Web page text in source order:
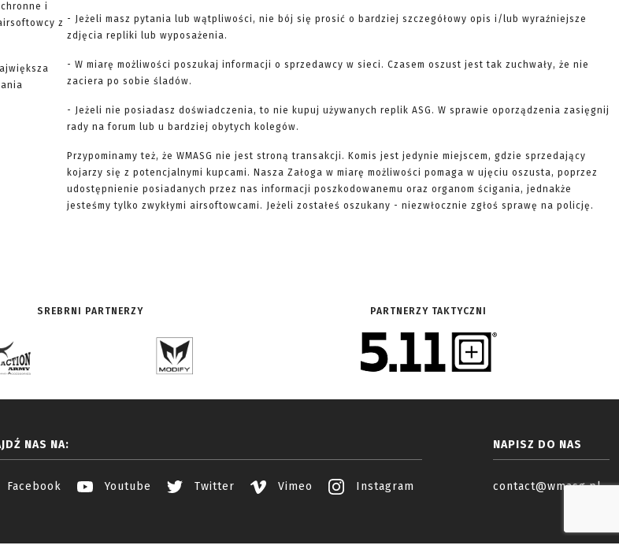
i
z - Jeżeli masz pytania lub wątpliwości, nie bój się prosić o bardziej szczegółowy opis i/lub wyraźniejsze
zdjęcia repliki lub wyposażenia.
- W miarę możliwości poszukaj informacji o sprzedawcy w sieci. Czasem oszust jest tak zuchwały, że nie
zaciera po sobie śladów.
- Jeżeli nie posiadasz doświadczenia, to nie kupuj używanych replik ASG. W sprawie oporządzenia zasięgnij
rady na forum lub u bardziej obytych kolegów.
Przypominamy też, że WMASG nie jest stroną transakcji. Komis jest jedynie miejscem, gdzie sprzedający
kojarzy się z potencjalnymi kupcami. Nasza Załoga w miarę możliwości pomaga w ujęciu oszusta, poprzez
udostępnienie posiadanych przez nas informacji poszkodowanemu oraz organom ścigania, jednakże
jesteśmy tylko zwykłymi airsoftowcami. Jeżeli zostałeś oszukany - niezwłocznie zgłoś sprawę na policję.
SREBRNI PARTNERZY PARTNERZY TAKTYCZNI
NAS NA:
Facebook Youtube Twitter Vimeo Instagram
NAPISZ DO NAS
contact@wmasg.pl